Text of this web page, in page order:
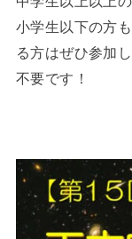
小学生以下の方
る方はぜひ参加
不要です！